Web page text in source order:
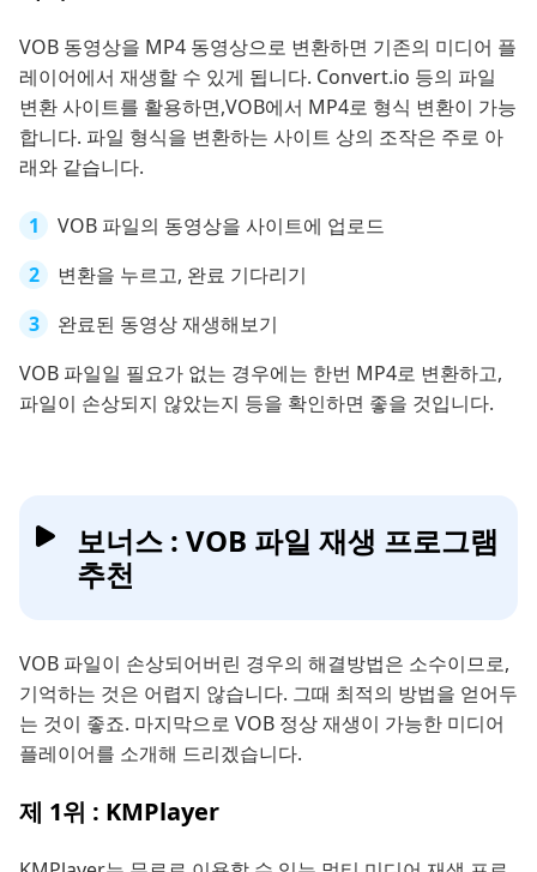
VOB 동영상을 MP4 동영상으로 변환하면 기존의 미디어 플
레이어에서 재생할 수 있게 됩니다. Convert.io 등의 파일
변환 사이트를 활용하면,VOB에서 MP4로 형식 변환이 가능
합니다. 파일 형식을 변환하는 사이트 상의 조작은 주로 아
래와 같습니다.
VOB 파일의 동영상을 사이트에 업로드
변환을 누르고, 완료 기다리기
완료된 동영상 재생해보기
VOB 파일일 필요가 없는 경우에는 한번 MP4로 변환하고,
파일이 손상되지 않았는지 등을 확인하면 좋을 것입니다.
보너스 : VOB 파일 재생 프로그램
추천
VOB 파일이 손상되어버린 경우의 해결방법은 소수이므로,
기억하는 것은 어렵지 않습니다. 그때 최적의 방법을 얻어두
는 것이 좋죠. 마지막으로 VOB 정상 재생이 가능한 미디어
플레이어를 소개해 드리겠습니다.
제 1위 : KMPlayer